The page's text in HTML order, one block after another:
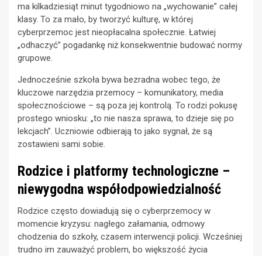
ma kilkadziesiąt minut tygodniowo na „wychowanie” całej
klasy. To za mało, by tworzyć kulturę, w której
cyberprzemoc jest nieopłacalna społecznie. Łatwiej
„odhaczyć” pogadankę niż konsekwentnie budować normy
grupowe.
Jednocześnie szkoła bywa bezradna wobec tego, że
kluczowe narzędzia przemocy – komunikatory, media
społecznościowe – są poza jej kontrolą. To rodzi pokusę
prostego wniosku: „to nie nasza sprawa, to dzieje się po
lekcjach”. Uczniowie odbierają to jako sygnał, że są
zostawieni sami sobie.
Rodzice i platformy technologiczne –
niewygodna współodpowiedzialność
Rodzice często dowiadują się o cyberprzemocy w
momencie kryzysu: nagłego załamania, odmowy
chodzenia do szkoły, czasem interwencji policji. Wcześniej
trudno im zauważyć problem, bo większość życia